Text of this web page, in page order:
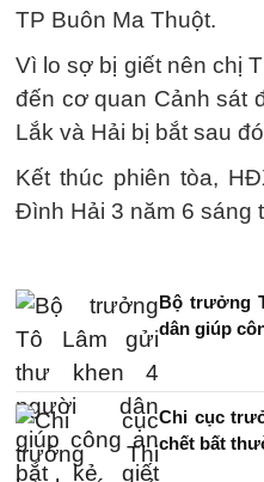
TP Buôn Ma Thuột.
Vì lo sợ bị giết nên chị
đến cơ quan Cảnh sát
Lắk và Hải bị bắt sau
Kết thúc phiên tòa,
Đình Hải 3 năm 6 sáng
Bộ trưởng
dân giúp
Chi cục
chết bất